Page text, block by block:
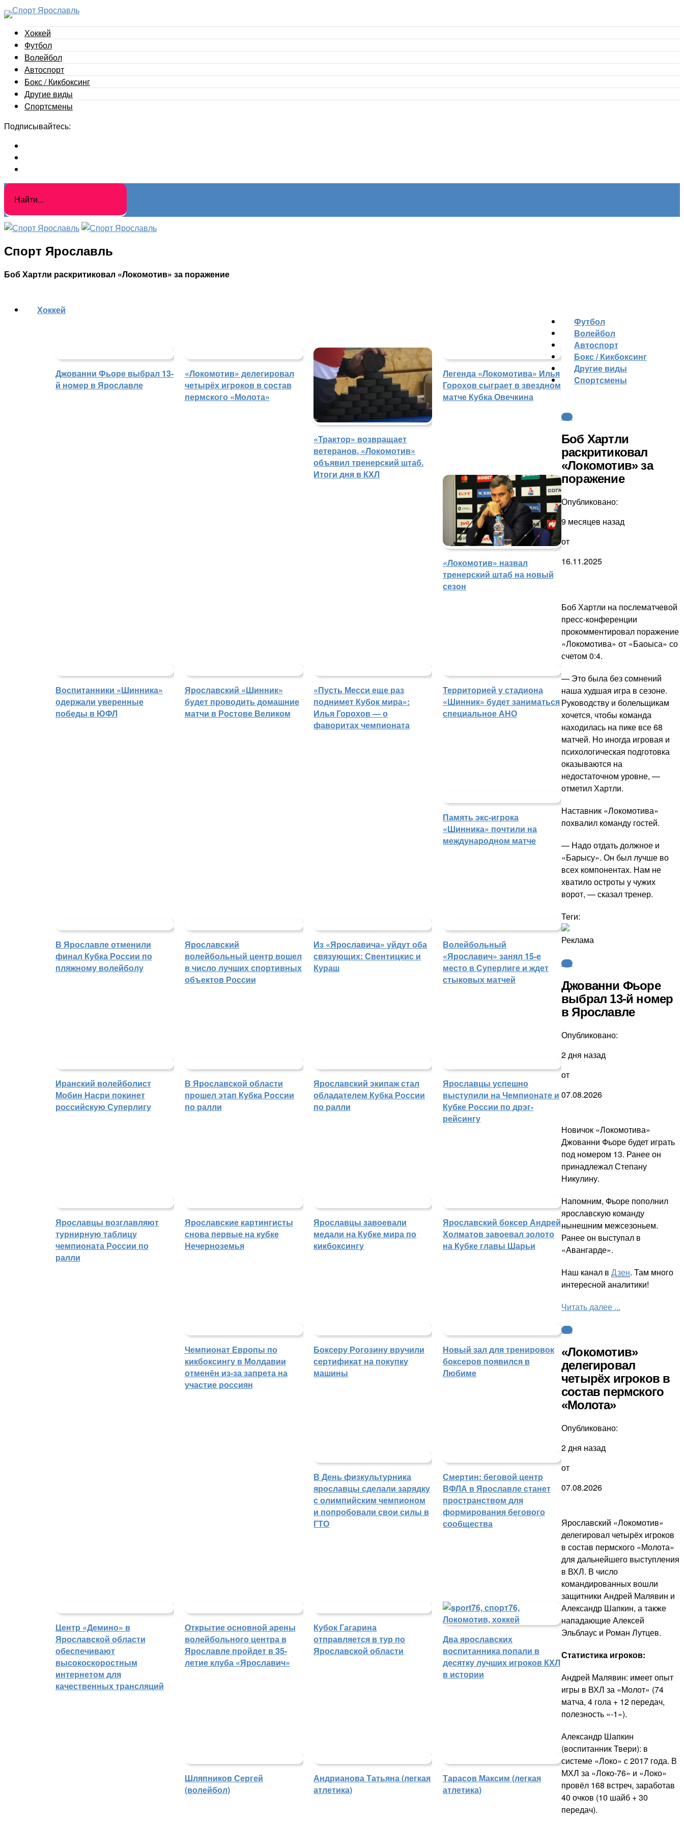
Хоккей
Футбол
Волейбол
Автоспорт
Бокс / Кикбоксинг
Другие виды
Cпортсмены
Подписывайтесь:
Спорт Ярославль
Боб Хартли раскритиковал «Локомотив» за поражение
Хоккей
Джованни Фьоре выбрал 13-
й номер в Ярославле
«Локомотив» делегировал
четырёх игроков в состав
пермского «Молота»
«Трактор» возвращает
ветеранов, «Локомотив»
объявил тренерский штаб.
Итоги дня в КХЛ
Легенда «Локомотива» Илья
Горохов сыграет в звездном
матче Кубка Овечкина
«Локомотив» назвал
тренерский штаб на новый
сезон
Футбол
Воспитанники «Шинника»
одержали уверенные
победы в ЮФЛ
Ярославский «Шинник»
будет проводить домашние
матчи в Ростове Великом
«Пусть Месси еще раз
поднимет Кубок мира»:
Илья Горохов — о
фаворитах чемпионата
Территорией у стадиона
«Шинник» будет заниматься
специальное АНО
Память экс-игрока
«Шинника» почтили на
международном матче
Волейбол
В Ярославле отменили
финал Кубка России по
пляжному волейболу
Ярославский
волейбольный центр вошел
в число лучших спортивных
объектов России
Из «Ярославича» уйдут оба
связующих: Свентицкис и
Кураш
Волейбольный
«Ярославич» занял 15-е
место в Суперлиге и ждет
стыковых матчей
Иранский волейболист
Мобин Насри покинет
российскую Суперлигу
Автоспорт
В Ярославской области
прошел этап Кубка России
по ралли
Ярославский экипаж стал
обладателем Кубка России
по ралли
Ярославцы успешно
выступили на Чемпионате и
Кубке России по дрэг-
рейсингу
Ярославцы возглавляют
турнирную таблицу
чемпионата России по
ралли
Ярославские картингисты
снова первые на кубке
Нечерноземья
Бокс / Кикбоксинг
Ярославцы завоевали
медали на Кубке мира по
кикбоксингу
Ярославский боксер Андрей
Холматов завоевал золото
на Кубке главы Шарьи
Чемпионат Европы по
кикбоксингу в Молдавии
отменён из-за запрета на
участие россиян
Боксеру Рогозину вручили
сертификат на покупку
машины
Новый зал для тренировок
боксеров появился в
Любиме
Другие виды
В День физкультурника
ярославцы сделали зарядку
с олимпийским чемпионом
и попробовали свои силы в
ГТО
Смертин: беговой центр
ВФЛА в Ярославле станет
пространством для
формирования бегового
сообщества
Центр «Демино» в
Ярославской области
обеспечивают
высокоскоростным
интернетом для
качественных трансляций
Открытие основной арены
волейбольного центра в
Ярославле пройдет в 35-
летие клуба «Ярославич»
Кубок Гагарина
отправляется в тур по
Ярославской области
Cпортсмены
Два ярославских
воспитанника попали в
десятку лучших игроков КХЛ
в истории
Шляпников Сергей
(волейбол)
Андрианова Татьяна (легкая
атлетика)
Тарасов Максим (легкая
атлетика)
КХЛ
Боб Хартли
раскритиковал
«Локомотив» за
поражение
Опубликовано:
9 месяцев назад
от
16.11.2025
Боб Хартли на послематчевой
пресс-конференции
прокомментировал поражение
«Локомотива» от «Баоыса» со
счетом 0:4.
— Это была без сомнений
наша худшая игра в сезоне.
Руководству и болельщикам
хочется, чтобы команда
находилась на пике все 68
матчей. Но иногда игровая и
психологическая подготовка
оказываются на
недостаточном уровне, —
отметил Хартли.
Наставник «Локомотива»
похвалил команду гостей.
— Надо отдать должное и
«Барысу». Он был лучше во
всех компонентах. Нам не
хватило остроты у чужих
ворот, — сказал тренер.
Теги:
Реклама
КХЛ
Джованни Фьоре
выбрал 13-й номер
в Ярославле
Опубликовано:
2 дня назад
от
07.08.2026
Новичок «Локомотива»
Джованни Фьоре будет играть
под номером 13. Ранее он
принадлежал Степану
Никулину.
Напомним, Фьоре пополнил
ярославскую команду
нынешним межсезоньем.
Ранее он выступал в
«Авангарде».
Наш канал в Дзен. Там много
интересной аналитики!
Читать далее ...
КХЛ
«Локомотив»
делегировал
четырёх игроков в
состав пермского
«Молота»
Опубликовано:
2 дня назад
от
07.08.2026
Ярославский «Локомотив»
делегировал четырёх игроков
в состав пермского «Молота»
для дальнейшего выступления
в ВХЛ. В число
командированных вошли
защитники Андрей Малявин и
Александр Шапкин, а также
нападающие Алексей
Эльблаус и Роман Лутцев.
Статистика игроков:
Андрей Малявин: имеет опыт
игры в ВХЛ за «Молот» (74
матча, 4 гола + 12 передач,
полезность «-1»).
Александр Шапкин
(воспитанник Твери): в
системе «Локо» с 2017 года. В
МХЛ за «Локо-76» и «Локо»
провёл 168 встреч, заработав
40 очков (10 шайб + 30
передач).